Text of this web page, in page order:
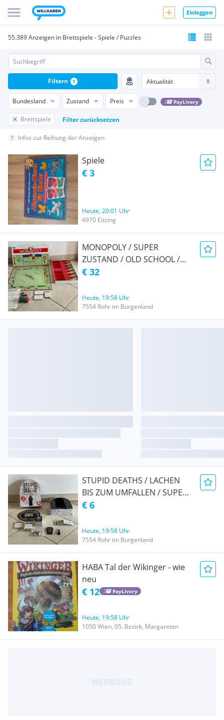
Einloggen
55.389 Anzeigen in Brettspiele - Spiele / Puzzles
Bundesland Zustand Preis PayLivery
Brettspiele Filter zurücksetzen
Filtern 1
Infos zur Reihung der Anzeigen
Spiele
€ 3
Heute, 20:01 Uhr
4970 Eitzing
MONOPOLY / SUPER
ZUSTAND / OLD SCHOOL /
VINTAGE / RARITÄT /
/ PARKER SPIELE
€ 32
Heute, 19:58 Uhr
7554 Rohr im Burgenland
STUPID DEATHS / LACHEN
BIS ZUM UMFALLEN / SUPER
ZUSTAND / EIN
VERRÜCKTE TODESFÄLLE /
PIATNIK SPIELE
€ 6
Heute, 19:58 Uhr
7554 Rohr im Burgenland
HABA Tal der Wikinger - wie
neu
€ 12 PayLivery
Heute, 19:58 Uhr
1050 Wien, 05. Bezirk, Margareten